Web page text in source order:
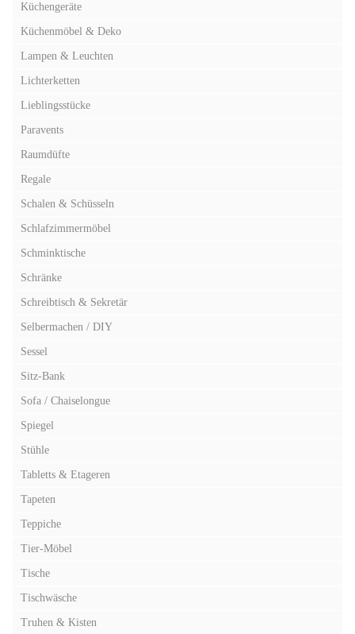
Küchengeräte
Küchenmöbel & Deko
Lampen & Leuchten
Lichterketten
Lieblingsstücke
Paravents
Raumdüfte
Regale
Schalen & Schüsseln
Schlafzimmermöbel
Schminktische
Schränke
Schreibtisch & Sekretär
Selbermachen / DIY
Sessel
Sitz-Bank
Sofa / Chaiselongue
Spiegel
Stühle
Tabletts & Etageren
Tapeten
Teppiche
Tier-Möbel
Tische
Tischwäsche
Truhen & Kisten